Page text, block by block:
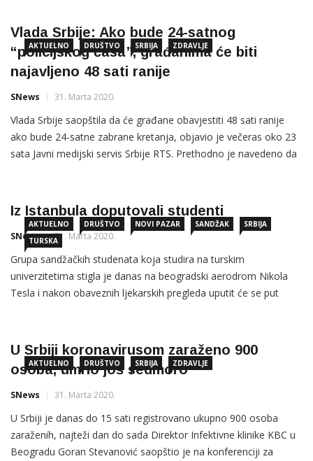
za širenje dezinformacija u vanrednom stanju, objavili su […]
AKTUELNO DRUŠTVO SRBIJA ZDRAVLJE
Vlada Srbije: Ako bude 24-satnog
“policijskog časa”, građanima će biti
najavljeno 48 sati ranije
SNews 31. Marta 2020.
Vlada Srbije saopštila da će građane obavjestiti 48 sati ranije
ako bude 24-satne zabrane kretanja, objavio je večeras oko 23
sata Javni medijski servis Srbije RTS. Prethodno je navedeno da
sutra uveče uvodi 24-časovni karantin, […]
AKTUELNO DRUŠTVO NOVI PAZAR SANDŽAK
SRBIJA
TURSKA
Iz Istanbula doputovali studenti
SNews 31. Marta 2020.
Grupa sandžačkih studenata koja studira na turskim
univerzitetima stigla je danas na beogradski aerodrom Nikola
Tesla i nakon obaveznih ljekarskih pregleda uputit će se put
studijama u Republici Turskoj u prethodnih nekoliko dana obratili
su seAKTUELNO DRUŠTVO SRBIJA ZDRAVLJE
U Srbiji koronavirusom zaraženo 900
osoba, umrlo još sedmoro
SNews 31. Marta 2020.
U Srbiji je danas do 15 sati registrovano ukupno 900 osoba
zaraženih, najteži dan do sada Direktor Infektivne klinike KBC u
Beogradu Goran Stevanović saopštio je na konferenciji za